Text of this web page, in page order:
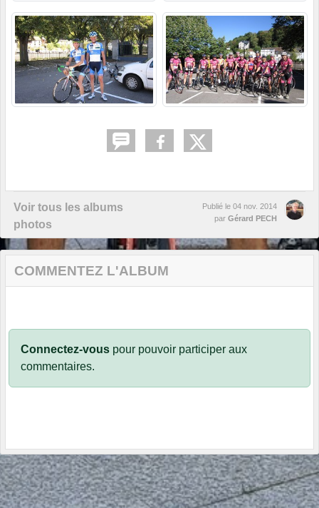
Voir tous les albums
photos
Publié le 04 nov. 2014
par Gérard PECH
COMMENTEZ L'ALBUM
Connectez-vous pour pouvoir participer aux
commentaires.